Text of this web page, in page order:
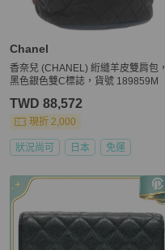
Chanel
香奈兒 (CHANEL) 絎縫羊皮雙肩包，
黑色銀色雙C標誌，貨號 189859M
TWD 88,572
現折 2,000
狀況尚可 日本 免運